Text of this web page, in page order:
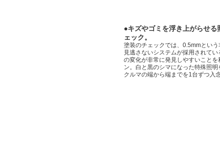
●キズやゴミを浮き上がらせ
ェック。
塗装のチェックでは、0.5mmとい
見逃さないシステムが採用されて
の変化が非常に発見しやすいこと
ン。白と黒のシマになった特殊照
クルマの端から端までを1台ずつ入